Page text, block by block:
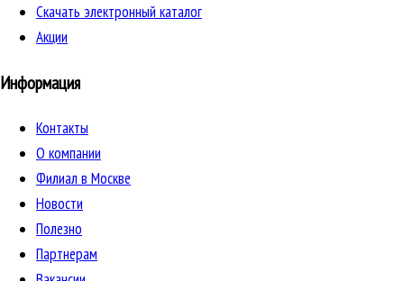
Скачать электронный каталог
Акции
Информация
Контакты
О компании
Филиал в Москве
Новости
Полезно
Партнерам